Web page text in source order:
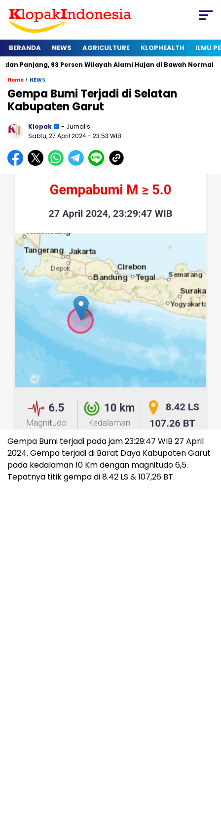
BERANDA NEWS AGRICULTURE KLOPHEALTH ILMU
93 Persen Wilayah Alami Hujan di Bawah Normal
Home / NEWS
Gempa Bumi Terjadi di Selatan
Kabupaten Garut
Klopak
- Jurnalis
Sabtu, 27 April 2024- 23:53 WIB
Gempa Bumi terjadi pada jam 23:29:47 WIB 27 April
2024. Gempa terjadi di Barat Daya Kabupaten Garut
pada kedalaman 10 Km dengan magnitudo 6,5.
Tepatnya titik gempa di 8.42 LS & 107,26 BT.